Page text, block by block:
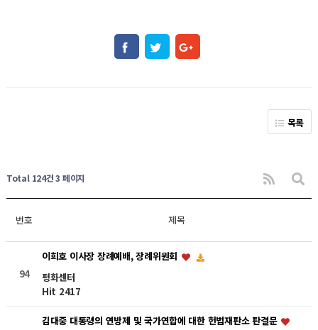
목록
Total 124건3 페이지
번호 제목
94
이희호 이사장 장례예배, 장례위원회
평화센터
Hit 2417
김대중 대통령의 연방제 및 국가연합에 대한 헌법재판소 판결문